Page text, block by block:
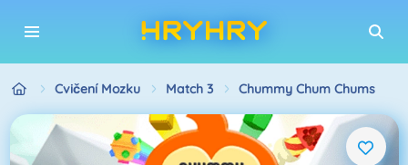
Cvičení Mozku Match 3 Chummy Chum Chums